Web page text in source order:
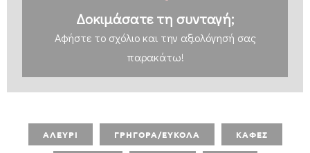
Δοκιμάσατε τη συνταγή;
Αφήστε το σχόλιο και την αξιολόγησή σας
παρακάτω!
ΑΛΕΥΡΙ ΓΡΗΓΟΡΑ/ΕΥΚΟΛΑ ΚΑΦΕΣ